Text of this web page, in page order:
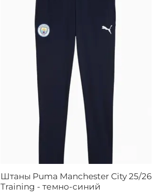
Штаны Puma Manchester City 25/26
Training - темно-синий